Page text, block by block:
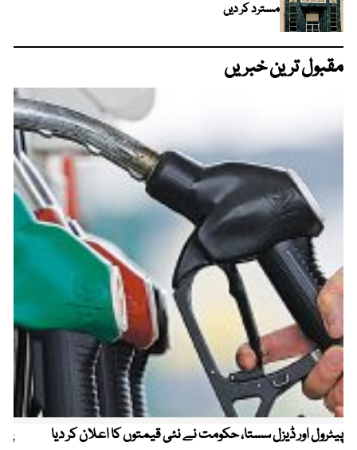
مسترد کر دیں
مقبول ترین خبریں
پیٹرول اور ڈیزل سستا، حکومت نے نئی قیمتوں کا اعلان کر دیا